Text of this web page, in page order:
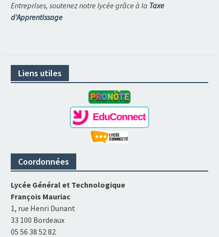
Entreprises, soutenez notre lycée grâce à la Taxe
d'Apprentissage
Liens utiles
Coordonnées
Lycée Général et Technologique
François Mauriac
1, rue Henri Dunant
33 100 Bordeaux
05 56 38 52 82